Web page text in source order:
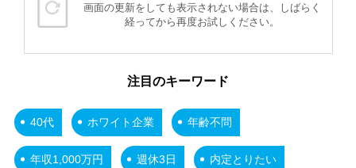
画面の更新をしても表示されない場合は、しばらく
経ってから再度お試しください。
注目のキーワード
40代 ホワイト企業 年齢不問
年収1,000万円 週休3日 内定とりたい